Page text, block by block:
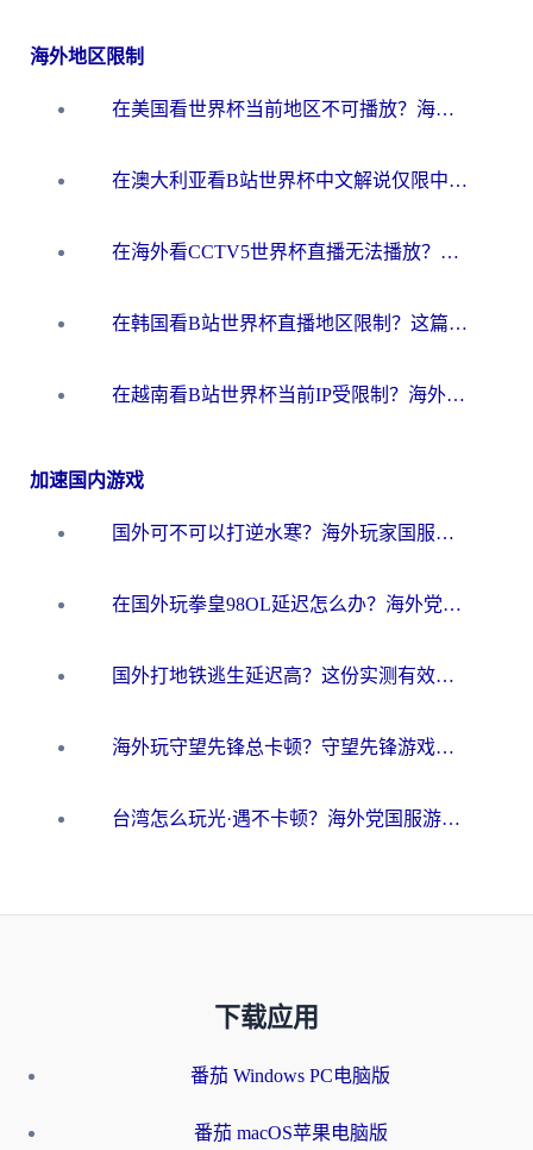
海外地区限制
在美国看世界杯当前地区不可播放？海外党体育观赛终极指南来了！
在澳大利亚看B站世界杯中文解说仅限中国大陆？这篇指南帮你打破限制看遍赛事
在海外看CCTV5世界杯直播无法播放？这篇指南让你和国内球迷同步呐喊
在韩国看B站世界杯直播地区限制？这篇指南让你告别“当前地区不可播放”
在越南看B站世界杯当前IP受限制？海外党体育观赛终极指南来了
加速国内游戏
国外可不可以打逆水寒？海外玩家国服畅玩终极指南（附漫威荒野乱斗加速方案）
在国外玩拳皇98OL延迟怎么办？海外党亲测有效的低延迟指南
国外打地铁逃生延迟高？这份实测有效的低延迟指南帮你吃鸡
海外玩守望先锋总卡顿？守望先锋游戏加速器在哪里买&避坑指南（附欧洲非洲游戏实测）
台湾怎么玩光·遇不卡顿？海外党国服游戏加速终极攻略（附实测体验）
下载应用
番茄 Windows PC电脑版
番茄 macOS苹果电脑版